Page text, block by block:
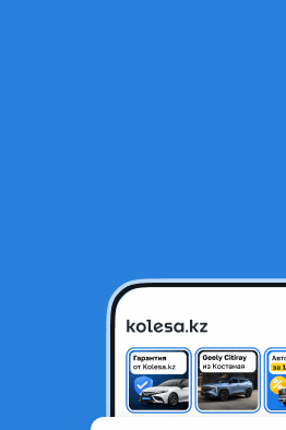
Подкрыльник передний Toyota Alphard